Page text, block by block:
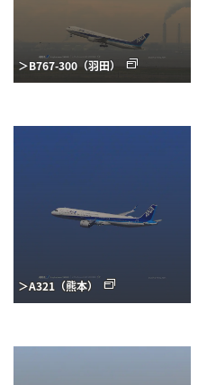
＞B767-300（羽田）
＞A321（熊本）